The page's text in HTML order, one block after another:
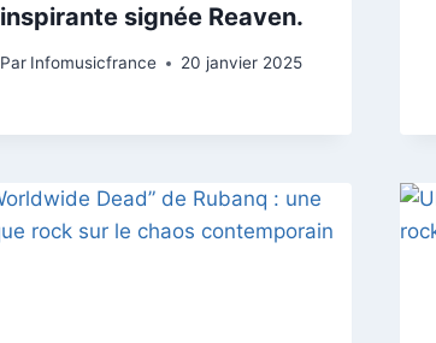
inspirante signée Reaven.
Par Infomusicfrance 20 janvier 2025